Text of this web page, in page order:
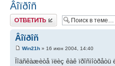
Âîïðîñ
Ответить
Âîïðîñ
Win21h » 16 июн 2004, 14:40
Ïîäñêàæèòå ïëèç êàê ïðîñìîòðåòü